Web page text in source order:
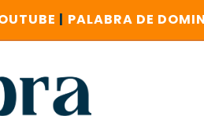
| PALABRA DE